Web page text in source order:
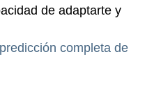
de adaptarte y
completa de